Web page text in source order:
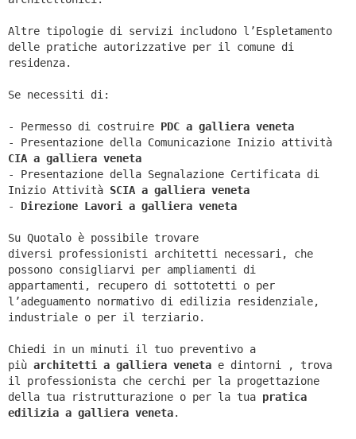
Altre tipologie di servizi includono l’Espletamento
delle pratiche autorizzative per il comune di
residenza.
Se necessiti di:
- Permesso di costruire PDC a galliera veneta
- Presentazione della Comunicazione Inizio attività
CIA a galliera veneta
- Presentazione della Segnalazione Certificata di
Inizio Attività SCIA a galliera veneta
- Direzione Lavori a galliera veneta
Su Quotalo è possibile trovare
diversi professionisti architetti necessari, che
possono consigliarvi per ampliamenti di
appartamenti, recupero di sottotetti o per
l’adeguamento normativo di edilizia residenziale,
industriale o per il terziario.
Chiedi in un minuti il tuo preventivo a
più architetti a galliera veneta e dintorni ,
trova
il professionista che cerchi per la progettazione
della tua ristrutturazione o per la tua pratica
edilizia a galliera veneta.